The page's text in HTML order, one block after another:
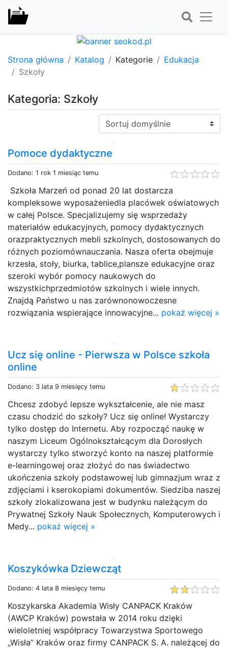
Strona główna Katalog Kategorie
Edukacja
Szkoły
Kategoria: Szkoły
Sortuj:
Pomoce dydaktyczne
Dodano: 1 rok 1 miesiąc temu
Szkoła Marzeń od ponad 20 lat dostarcza
kompleksowe wyposażeniedla placówek oświatowych
w całej Polsce. Specjalizujemy się wsprzedaży
materiałów edukacyjnych, pomocy dydaktycznych
orazpraktycznych mebli szkolnych, dostosowanych do
różnych poziomównauczania. Nasza oferta obejmuje
krzesła, stoły, biurka, tablice,plansze edukacyjne oraz
szeroki wybór pomocy naukowych do
wszystkichprzedmiotów szkolnych i wiele innych.
Znajdą Państwo u nas zarównonowoczesne
rozwiązania wspierające innowacyjne... pokaż więcej »
Ucz się online - Pierwsza w Polsce szkoła
online
Dodano: 3 lata 9 miesięcy temu
Chcesz zdobyć lepsze wykształcenie, ale nie masz
czasu chodzić do szkoły? Ucz się online! Wystarczy
tylko dostęp do Internetu. Aby rozpocząć naukę w
naszym Liceum Ogólnokształcącym dla Dorosłych
wystarczy tylko stworzyć konto na naszej platformie
e-learningowej oraz złożyć do nas świadectwo
ukończenia szkoły podstawowej lub gimnazjum wraz z
zdjęciami i kserokopiami dokumentów. Siedziba naszej
szkoły zlokalizowana jest w budynku należącym do
Prywatnej Szkoły Nauk Społecznych, Komputerowych i
Medy... pokaż więcej »
Koszykówka Dziewcząt
Dodano: 4 lata 8 miesięcy temu
Koszykarska Akademia Wisły CANPACK Kraków
(AWCP Kraków) powstała w 2014 roku dzięki
wieloletniej współpracy Towarzystwa Sportowego
„Wisła” Kraków oraz firmy CANPACK S. A. należącej do